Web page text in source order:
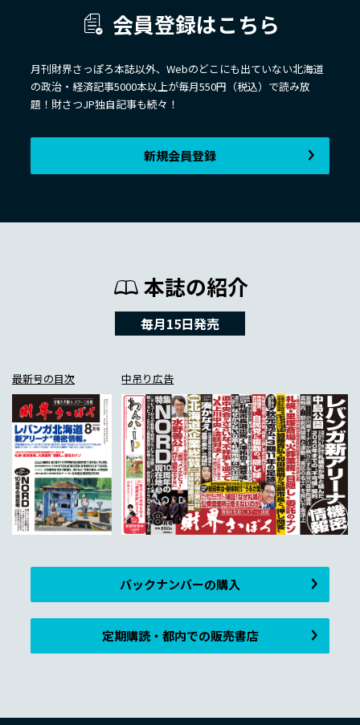
会員登録はこちら
月刊財界さっぽろ本誌以外、Webのどこにも出ていない北海道
の政治・経済記事5000本以上が毎月550円（税込）で読み放
題！財さつJP独自記事も続々！
新規会員登録
本誌の紹介
毎月15日発売
最新号の目次 中吊り広告
バックナンバーの購入
定期購読・都内での販売書店